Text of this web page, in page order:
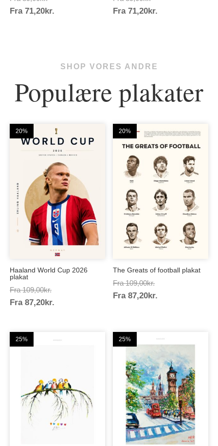
89,00kr.
Fra 71,20kr.
89,00kr.
Fra 71,20kr.
SHOP VORES ANDRE
Populære plakater
20%
Haaland World Cup 2026
plakat
Fra 109,00kr.Prisinterval:
109,00kr.
Fra 87,20kr.
20%
The Greats of football plakat
Fra 109,00kr.Prisinterval:
109,00kr.
Fra 87,20kr.
25% 25%